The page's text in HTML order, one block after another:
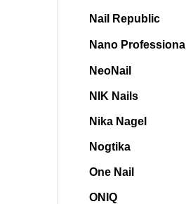
Nail Republic
Nano Professional
NeoNail
NIK Nails
Nika Nagel
Nogtika
One Nail
ONIQ